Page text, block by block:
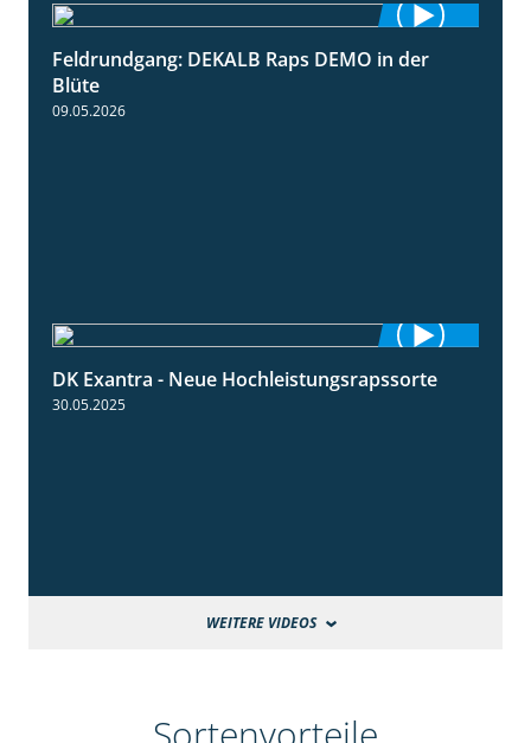
2:37
Feldrundgang: DEKALB Raps DEMO in der
Blüte
09.05.2026
2:15
DK Exantra - Neue Hochleistungsrapssorte
30.05.2025
WEITERE VIDEOS